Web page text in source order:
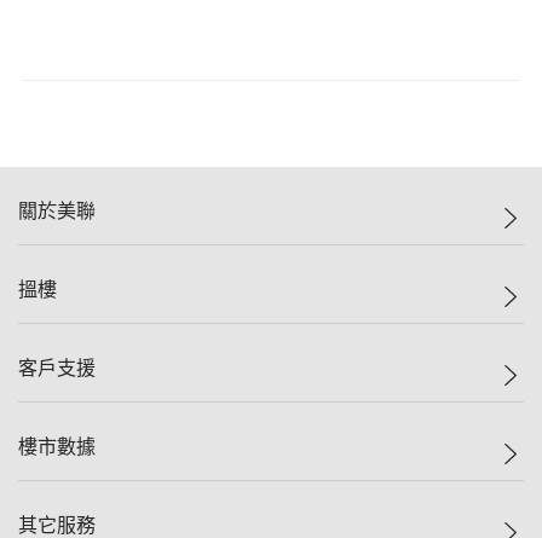
關於美聯
美聯集團
人才招募
搵樓
一手新盤
減價
美聯豪宅
客戶支援
自助放盤
樓市數據
樓價指數
其它服務